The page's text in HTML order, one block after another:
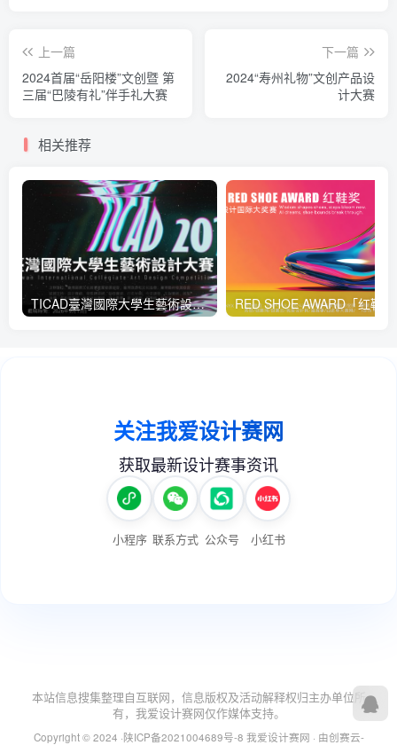
上一篇
2024首届“岳阳楼”文创暨 第
三届“巴陵有礼”伴手礼大赛
下一篇
2024“寿州礼物”文创产品设
计大赛
相关推荐
TICAD臺灣國際大學生藝術設計大賽
本站信息搜集整理自互联网，信息版权及活动解释权归主办单位所
有，我爱设计赛网仅作媒体支持。
Copyright © 2024 ·陕ICP备2021004689号-8 我爱设计赛网 · 由创赛云-